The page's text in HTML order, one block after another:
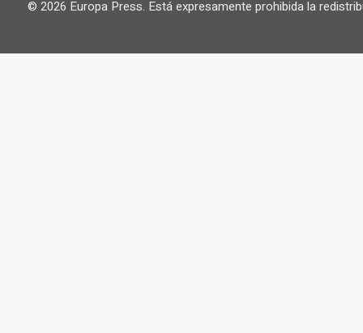
© 2026 Europa Press. Está expresamente prohibida la